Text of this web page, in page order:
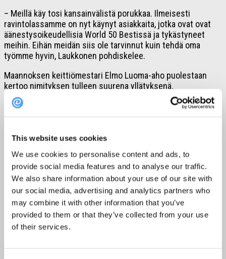
This website uses cookies
We use cookies to personalise content and ads, to
provide social media features and to analyse our traffic.
We also share information about your use of our site with
our social media, advertising and analytics partners who
may combine it with other information that you’ve
provided to them or that they’ve collected from your use
of their services.
– Meillä käy tosi kansainvälistä porukkaa. Ilmeisesti
ravintolassamme on nyt käynyt asiakkaita, jotka ovat ovat
äänestysoikeudellisia World 50 Bestissä ja tykästyneet
meihin. Eihän meidän siis ole tarvinnut kuin tehdä oma
työmme hyvin, Laukkonen pohdiskelee.
Maannoksen keittiömestari Elmo Luoma-aho puolestaan
kertoo nimityksen tulleen suurena yllätyksenä.
– Kyllä se yllätti, tuli aika puskista. Akatemian jäsenet ovat
saaneet, ei käynyt edes mielessä, että jonain päivänä
otettuja tästä, kuvailee Luoma-aho tunnelmia
Maannoksessa.
Kysymys siitä, miksi juuri oma ravintola on päässyt listalle,
on tietysti suuri. Luoma-ahon mukaan emolista 50 Best
Restaurantsin kärkinimille on useimmiten ollut yhteistä
paikallisten raaka-aineiden korostaminen omaleimaisella
tavalla.